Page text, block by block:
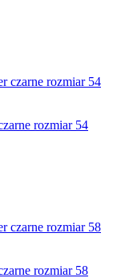
rozmiar 54
rozmiar 58